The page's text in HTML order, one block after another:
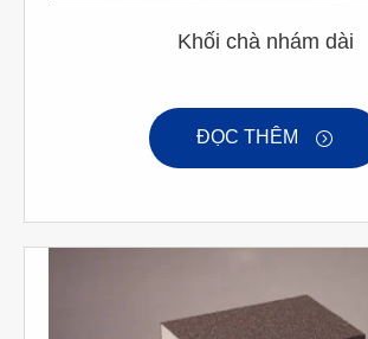
Khối chà nhám dài
ĐỌC THÊM 